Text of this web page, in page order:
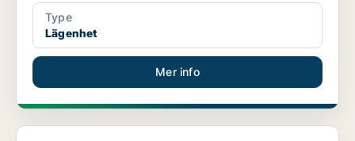
Type
Lägenhet
Mer info
Lägenhet i Malmö Centrum